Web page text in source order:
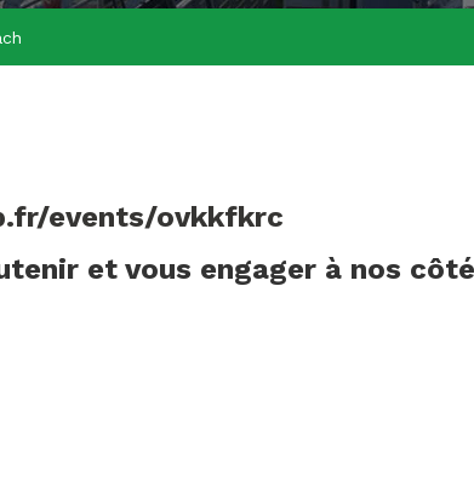
events/ovkkfkrc
et vous engager à nos